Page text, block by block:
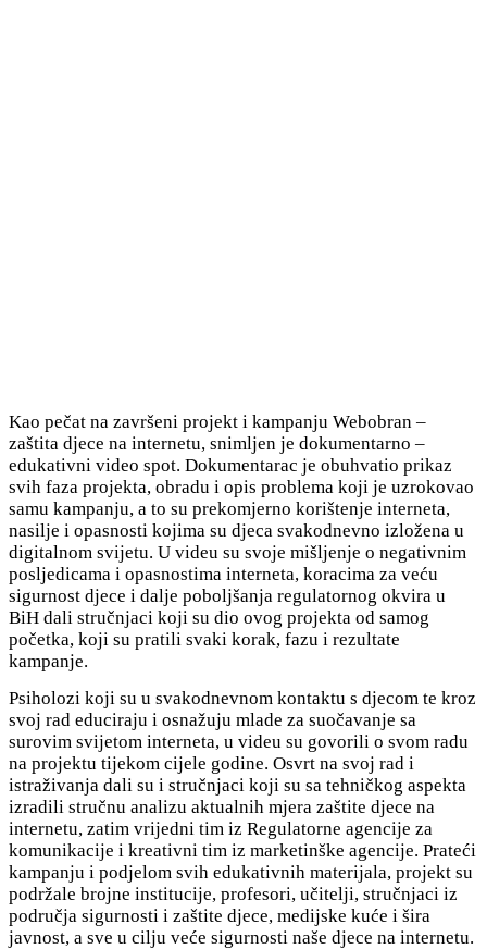
Kao pečat na završeni projekt i kampanju Webobran –
zaštita djece na internetu, snimljen je dokumentarno –
edukativni video spot. Dokumentarac je obuhvatio prikaz
svih faza projekta, obradu i opis problema koji je uzrokovao
samu kampanju, a to su prekomjerno korištenje interneta,
nasilje i opasnosti kojima su djeca svakodnevno izložena u
digitalnom svijetu. U videu su svoje mišljenje o negativnim
posljedicama i opasnostima interneta, koracima za veću
sigurnost djece i dalje poboljšanja regulatornog okvira u
BiH dali stručnjaci koji su dio ovog projekta od samog
početka, koji su pratili svaki korak, fazu i rezultate
kampanje.
Psiholozi koji su u svakodnevnom kontaktu s djecom te kroz
svoj rad educiraju i osnažuju mlade za suočavanje sa
surovim svijetom interneta, u videu su govorili o svom radu
na projektu tijekom cijele godine. Osvrt na svoj rad i
istraživanja dali su i stručnjaci koji su sa tehničkog aspekta
izradili stručnu analizu aktualnih mjera zaštite djece na
internetu, zatim vrijedni tim iz Regulatorne agencije za
komunikacije i kreativni tim iz marketinške agencije. Prateći
kampanju i podjelom svih edukativnih materijala, projekt su
podržale brojne institucije, profesori, učitelji, stručnjaci iz
područja sigurnosti i zaštite djece, medijske kuće i šira
javnost, a sve u cilju veće sigurnosti naše djece na internetu.